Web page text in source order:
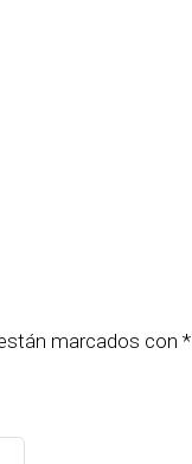
marcados con *